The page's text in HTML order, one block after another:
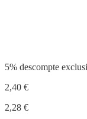
5% descompte
2,40 €
2,28 €